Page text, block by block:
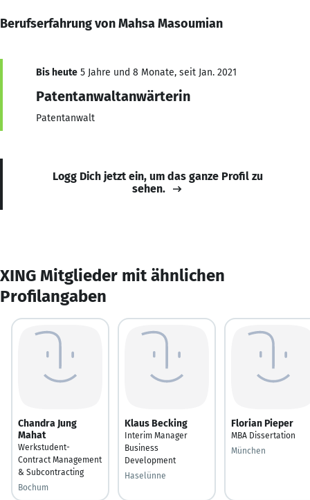
Berufserfahrung von Mahsa Masoumian
Bis heute 5 Jahre und 8 Monate, seit Jan. 2021
Patentanwaltanwärterin
Patentanwalt
Logg Dich jetzt ein, um das ganze Profil zu
sehen.
XING Mitglieder mit ähnlichen
Profilangaben
Chandra Jung
Mahat
Werkstudent-
Contract Management
& Subcontracting
Bochum
Klaus Becking
Interim Manager
Business
Development
Haselünne
Florian Pieper
MBA Dissertation
München